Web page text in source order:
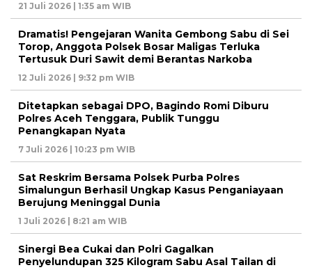
21 Juli 2026 | 1:35 am WIB
Dramatis! Pengejaran Wanita Gembong Sabu di Sei
Torop, Anggota Polsek Bosar Maligas Terluka
Tertusuk Duri Sawit demi Berantas Narkoba
12 Juli 2026 | 9:32 pm WIB
Ditetapkan sebagai DPO, Bagindo Romi Diburu
Polres Aceh Tenggara, Publik Tunggu
Penangkapan Nyata
7 Juli 2026 | 10:23 pm WIB
Sat Reskrim Bersama Polsek Purba Polres
Simalungun Berhasil Ungkap Kasus Penganiayaan
Berujung Meninggal Dunia
1 Juli 2026 | 8:21 am WIB
Sinergi Bea Cukai dan Polri Gagalkan
Penyelundupan 325 Kilogram Sabu Asal Tailan di